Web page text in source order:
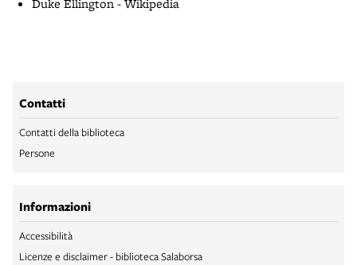
Duke Ellington - Wikipedia
Contatti
Contatti della biblioteca
Persone
Informazioni
Accessibilità
Licenze e disclaimer - biblioteca Salaborsa